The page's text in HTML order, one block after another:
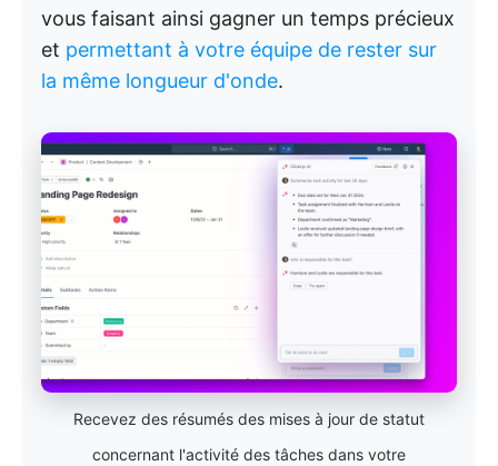
vous faisant ainsi gagner un temps précieux
et permettant à votre équipe de rester sur
la même longueur d'onde.
Recevez des résumés des mises à jour de statut
concernant l'activité des tâches dans votre